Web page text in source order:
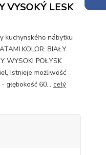
VYSOKÝ LESK
kuchynského nábytku
KOLOR: BIAŁY
WYSOKI POŁYSK
Istnieje możliwość
głębokość 60... celý